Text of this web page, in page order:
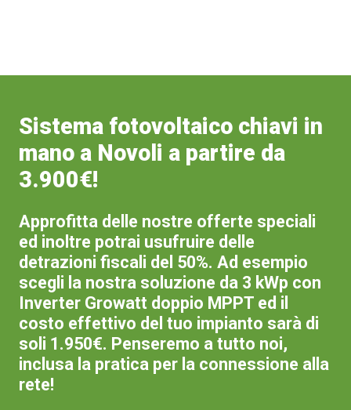
Sistema fotovoltaico chiavi in
mano a Novoli a partire da
3.900€!
Approfitta delle nostre offerte speciali
ed inoltre potrai usufruire delle
detrazioni fiscali del 50%. Ad esempio
scegli la nostra soluzione da 3 kWp con
Inverter Growatt doppio MPPT ed il
costo effettivo del tuo impianto sarà di
soli 1.950€. Penseremo a tutto noi,
inclusa la pratica per la connessione alla
rete!